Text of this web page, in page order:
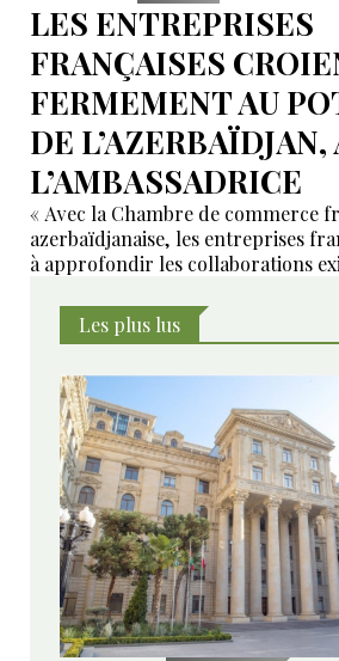
LES ENTREPRISES
FRANÇAISES
FERMEMENT AU
DE
L’AMBASSADRICE
« Avec la Chambre de commerce
azerbaïdjanaise, les entreprises
à approfondir les collaborations
Les plus lus